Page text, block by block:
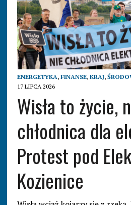
ENERGETYKA, FINANSE, KRAJ,
17 LIPCA 2026
Wisła to życie,
chłodnica dla
Protest pod
Kozienice